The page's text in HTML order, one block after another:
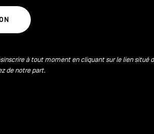
à tout moment en cliquant sur le lien situé
de notre part.